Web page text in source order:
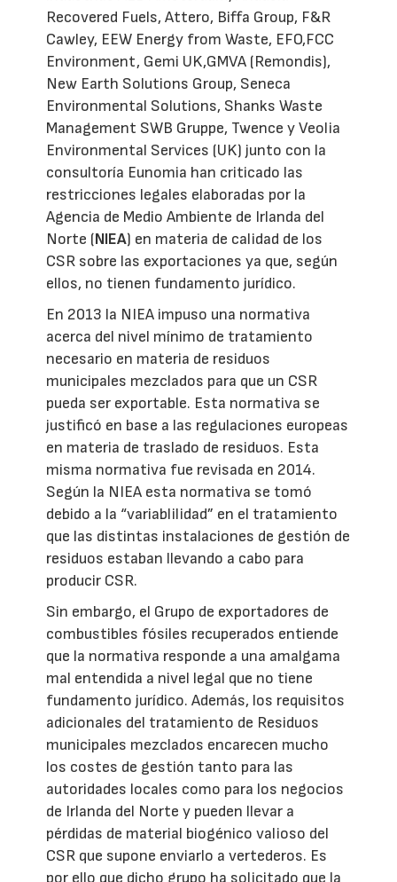
Recovered Fuels, Attero, Biffa Group, F&R
Cawley, EEW Energy from Waste, EFO,FCC
Environment, Gemi UK,GMVA (Remondis),
New Earth Solutions Group, Seneca
Environmental Solutions, Shanks Waste
Management SWB Gruppe, Twence y Veolia
Environmental Services (UK) junto con la
consultoría Eunomia han criticado las
restricciones legales elaboradas por la
Agencia de Medio Ambiente de Irlanda del
Norte (NIEA) en materia de calidad de los
CSR sobre las exportaciones ya que, según
ellos, no tienen fundamento jurídico.
En 2013 la NIEA impuso una normativa
acerca del nivel mínimo de tratamiento
necesario en materia de residuos
municipales mezclados para que un CSR
pueda ser exportable. Esta normativa se
justificó en base a las regulaciones europeas
en materia de traslado de residuos. Esta
misma normativa fue revisada en 2014.
Según la NIEA esta normativa se tomó
debido a la “variablilidad” en el tratamiento
que las distintas instalaciones de gestión de
residuos estaban llevando a cabo para
producir CSR.
Sin embargo, el Grupo de exportadores de
combustibles fósiles recuperados entiende
que la normativa responde a una amalgama
mal entendida a nivel legal que no tiene
fundamento jurídico. Además, los requisitos
adicionales del tratamiento de Residuos
municipales mezclados encarecen mucho
los costes de gestión tanto para las
autoridades locales como para los negocios
de Irlanda del Norte y pueden llevar a
pérdidas de material biogénico valioso del
CSR que supone enviarlo a vertederos. Es
por ello que dicho grupo ha solicitado que la